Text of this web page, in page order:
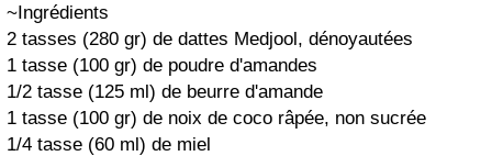
~Ingrédients
2 tasses (280 gr) de dattes Medjool, dénoyautées
1 tasse (100 gr) de poudre d'amandes
1/2 tasse (125 ml) de beurre d'amande
1 tasse (100 gr) de noix de coco râpée, non sucrée
1/4 tasse (60 ml) de miel